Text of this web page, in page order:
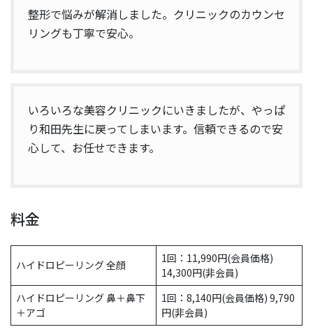
整形で悩みが解消しました。クリニックのカウンセ
リングも丁寧で安心。
いろいろな美容クリニックにいきましたが、やっぱ
り和田先生に戻ってしまいます。信頼できるので安
心して、お任せできます。
料金
ハイドロピーリング 全顔
1回：11,990円(会員価格)
14,300円(非会員)
ハイドロピーリング 鼻＋鼻下
＋アゴ
1回：8,140円(会員価格) 9,790
円(非会員)